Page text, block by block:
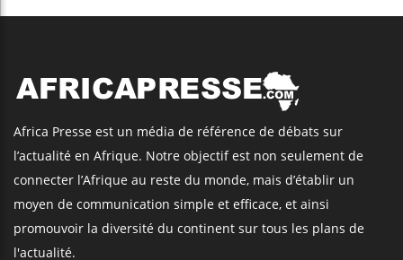
Africa Presse est un média de référence de débats sur
l’actualité en Afrique. Notre objectif est non seulement de
connecter l’Afrique au reste du monde, mais d’établir un
moyen de communication simple et efficace, et ainsi
promouvoir la diversité du continent sur tous les plans de
l'actualité.